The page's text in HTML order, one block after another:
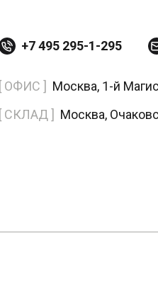
+7 495 295-1-295
Москва,
[ СКЛАД ]
Москва, 1-й
[ ОФИС ]